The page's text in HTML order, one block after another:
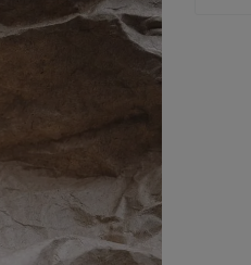
w nim pozostaje,
zatem o tym, że
jego światła przez
narkozy lub